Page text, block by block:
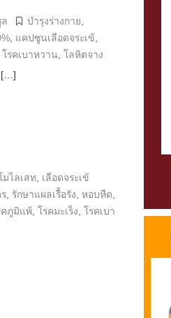
บำรุงร่างกาย
, แคปซูนเลือดจระเข้
โรคเบาหวาน โลหิตจาง
[…]
มไลเสท, เลือดจระเข้
, รักษาแผลเรื้อรัง, หอบหืด,
คภูมิแพ้, โรคมะเร็ง, โรคเบา